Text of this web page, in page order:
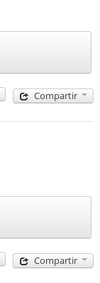
Compartir
Compartir